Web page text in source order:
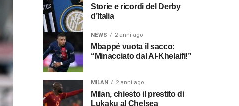
Storie e ricordi del Derby
d’Italia
NEWS 2 anni ago
Mbappé vuota il sacco:
“Minacciato dal Al-Khelaifi!”
MILAN 2 anni ago
Milan, chiesto il prestito di
Lukaku al Chelsea